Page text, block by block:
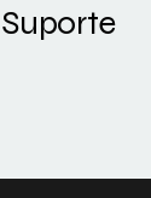
Suporte